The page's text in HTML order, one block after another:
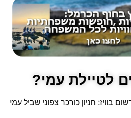
לטיילת עמי?
בוויז: חניון כורכר צפוני שביל עמי